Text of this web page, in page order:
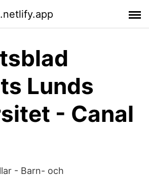
Lunds
- Canal
- Barn- och